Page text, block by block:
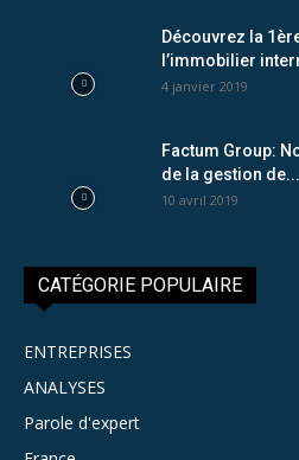
Découvrez la
l’immobilier
4 janvier 2019
Factum Group:
de la gestion de...
10 avril 2019
CATÉGORIE POPULAIRE
ENTREPRISES
ANALYSES
Parole d'expert